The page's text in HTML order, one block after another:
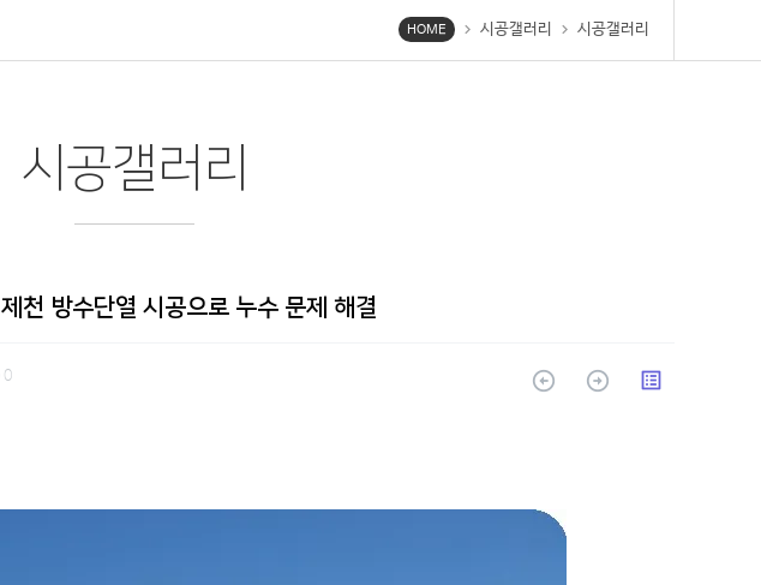
HOME chevron_right 시공갤러리 chevron_right 시공갤러리
시공갤러리
제천 방수단열 시공으로 누수 문제 해결
0 arrow_circle_up arrow_circle_up list_alt